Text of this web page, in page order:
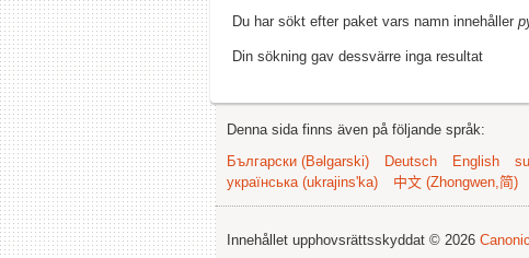
Du har sökt efter paket vars namn innehåller
Din sökning gav dessvärre inga resultat
Denna sida finns även på följande språk:
Български (Bəlgarski)
Deutsch English
українська (ukrajins'ka)
中文 (Zhongwen,简)
Innehållet upphovsrättsskyddat © 2026